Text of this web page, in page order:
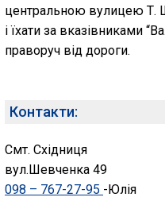
центральною вулицею Т.
і їхати за вказівниками
праворуч від дороги.
Контакти:
Смт. Східниця
вул.Шевченка 49
098 – 767-27-95 -Юлія